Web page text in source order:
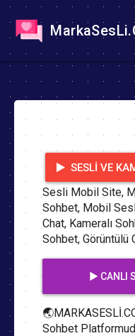
SESLI VE
Sesli Mobil Site,
Sohbet, Mobil
Chat, Kameralı
Sohbet, Görüntülü
▶️ CANLI
Sohbet